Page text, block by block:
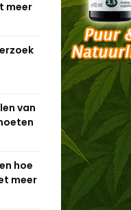
meer
van
hoe
meer